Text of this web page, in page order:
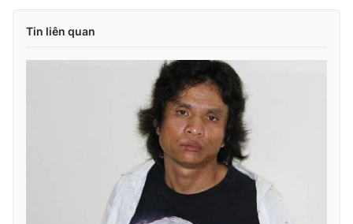
Tổng thư ký tòa soạn: Đức Trung
Giấy phép xuất bản số 110/GP - BTTTT cấp ngày 24.3.2020
© 2003-2026 Bản quyền thuộc về Báo Thanh Niên. Cấm sao
chép dưới mọi hình thức nếu không có sự chấp thuận bằng văn
bản. Phát triển bởi ePi Technologies, JSC.
Tin liên quan